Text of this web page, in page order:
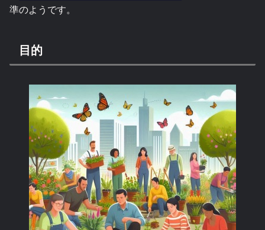
準のようです。
目的